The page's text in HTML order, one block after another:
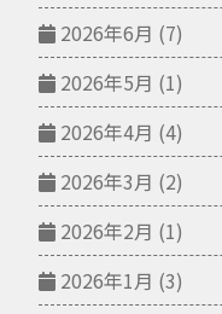
2026年6月 (7)
2026年5月 (1)
2026年4月 (4)
2026年3月 (2)
2026年2月 (1)
2026年1月 (3)